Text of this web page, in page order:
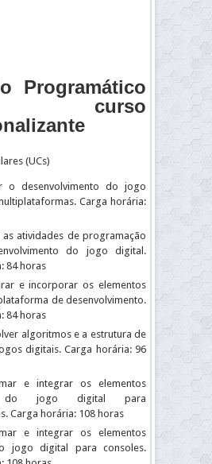
Programático
(UCs)
o desenvolvimento do jogo
Carga horária:
as atividades de programação
do jogo digital.
84 horas
e incorporar os elementos
de desenvolvimento.
84 horas
algoritmos e a estrutura de
digitais. Carga horária: 96
e integrar os elementos
do jogo digital para
Carga horária: 108 horas
e integrar os elementos
jogo digital para consoles.